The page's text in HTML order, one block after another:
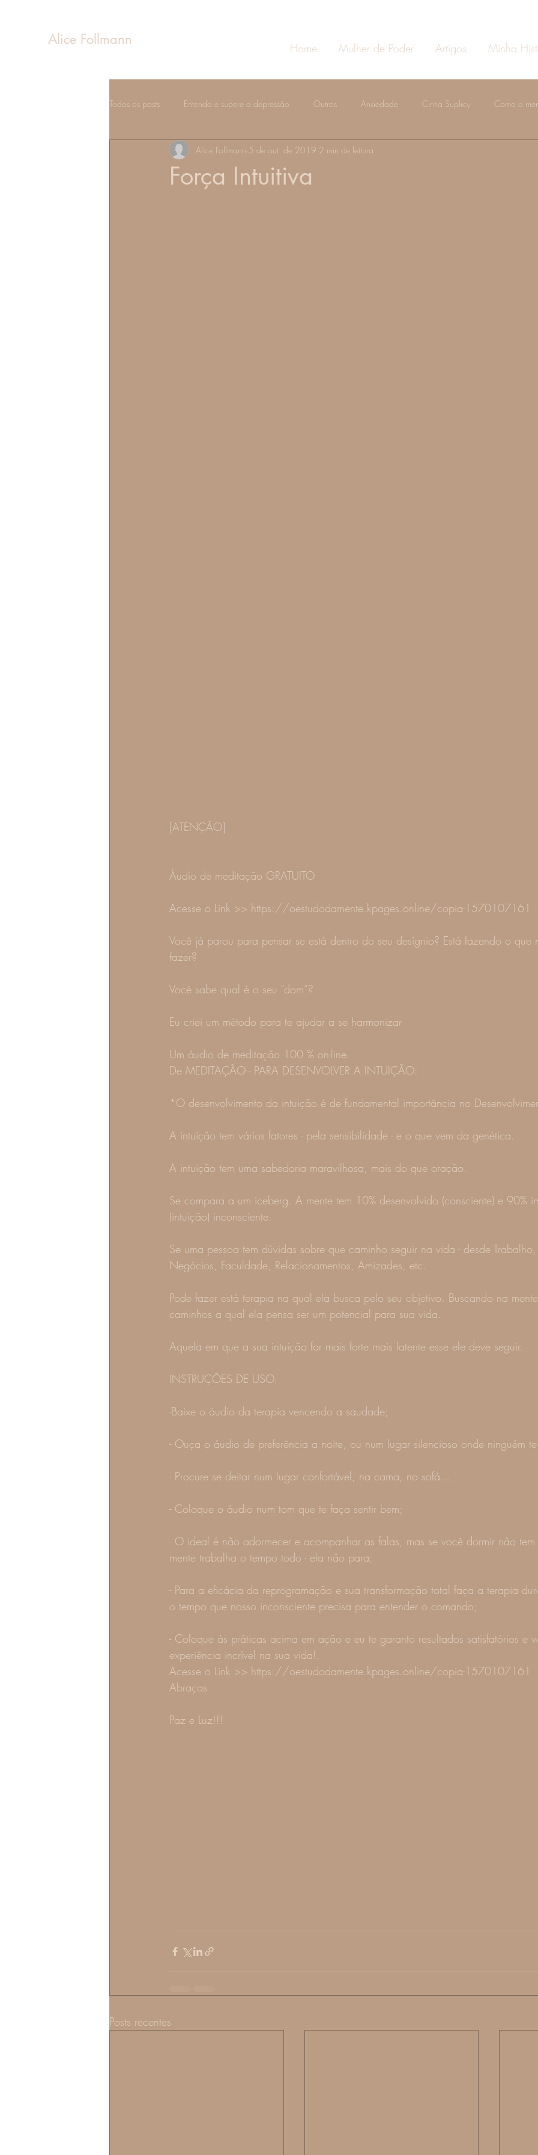
Alice Follmann
Home Mulher de Poder Artigos Minha
Todos os posts Entenda e supere a depressão Outros Ansiedade Cintia Suplicy Como a
Sentimentos e emoções Estados emocionais WEBINARIO
Força Intuitiva
Alice Follmann 5 de out. de 2019 2 min de leitura
[ATENÇÃO]
Áudio de meditação GRATUITO
Acesse o Link >> https://oestudodamente.kpages.online/copia-1570107161
Você já parou para pensar se está dentro do seu desígnio? Está fazendo o que
fazer?
Você sabe qual é o seu “dom”?
Eu criei um método para te ajudar a se harmonizar
Um áudio de meditação 100 % on-line.
De MEDITAÇÃO - PARA DESENVOLVER A INTUIÇÃO:
*O desenvolvimento da intuição é de fundamental importância no
A intuição tem vários fatores - pela sensibilidade - e o que vem da genética.
A intuição tem uma sabedoria maravilhosa, mais do que oração.
Se compara a um iceberg. A mente tem 10% desenvolvido (consciente) e 90%
(intuição) inconsciente.
Se uma pessoa tem dúvidas sobre que caminho seguir na vida - desde Trabalho,
Negócios, Faculdade, Relacionamentos, Amizades, etc.
Pode fazer está terapia na qual ela busca pelo seu objetivo. Buscando na
caminhos a qual ela pensa ser um potencial para sua vida.
Aquela em que a sua intuição for mais forte mais latente esse ele deve seguir.
INSTRUÇÕES DE USO.
-Baixe o áudio da terapia vencendo a saudade;
- Ouça o áudio de preferência a noite, ou num lugar silencioso onde ninguém
- Procure se deitar num lugar confortável, na cama, no sofá...
- Coloque o áudio num tom que te faça sentir bem;
- O ideal é não adormecer e acompanhar as falas, mas se você dormir não
mente trabalha o tempo todo - ela não para;
- Para a eficácia da reprogramação e sua transformação total faça a terapia
o tempo que nosso inconsciente precisa para entender o comando;
- Coloque às práticas acima em ação e eu te garanto resultados satisfatórios e
experiência incrível na sua vida!.
Acesse o Link >> https://oestudodamente.kpages.online/copia-1570107161
Abraços
Paz e Luz!!!
Posts recentes